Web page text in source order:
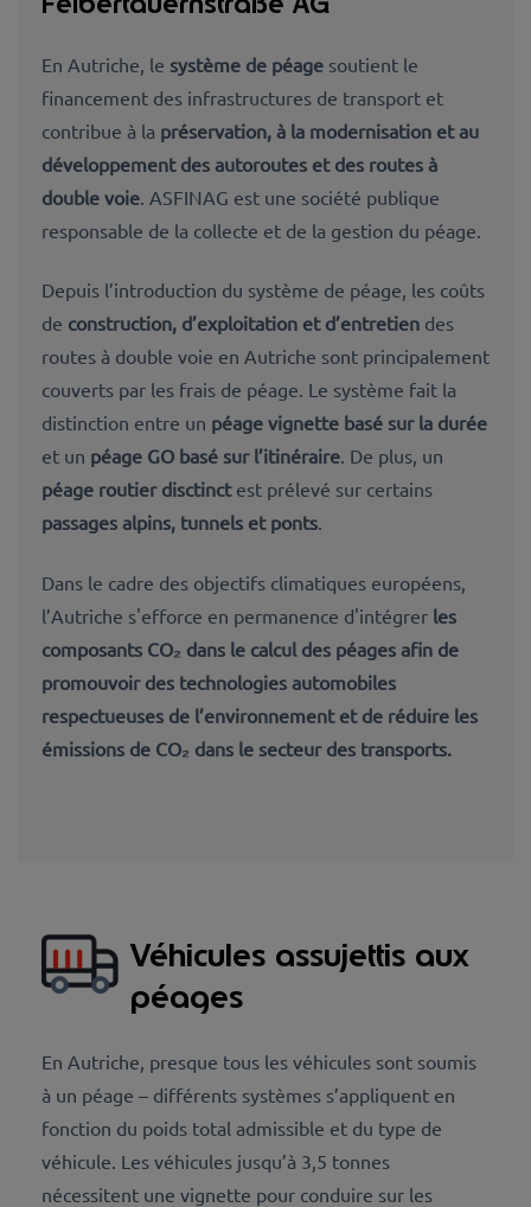
En Autriche, le système de péage soutient le
financement des infrastructures de transport et
contribue à la préservation, à la modernisation et au
développement des autoroutes et des routes à
double voie ASFINAG est une société publique
responsable de la collecte et de la gestion du péage.
Depuis l’introduction du système de péage, les coûts
de construction, d’exploitation et d’entretien des
routes à double voie en Autriche sont principalement
couverts par les frais de péage. Le système fait la
distinction entre un péage vignette basé sur la durée
et un péage GO basé sur l’itinéraire. De plus, un
péage routier disctinctest prélevé sur certains
passages alpins, tunnels et ponts.
Dans le cadre des objectifs climatiques européens,
l’Autriche s'efforce en permanence d'intégrer les
composants CO₂ dans le calcul des péages afin de
promouvoir des technologies automobiles
respectueuses de l’environnementet de réduire les
émissions de CO₂ dans le secteur des transports.
Véhicules assujettis aux
péages
En Autriche, presque tous les véhicules sont soumis
à un péage – différents systèmes s’appliquent en
fonction du poids total admissible et du type de
véhicule. Les véhicules jusqu’à 3,5 tonnes
nécessitent une vignette pour conduire sur les